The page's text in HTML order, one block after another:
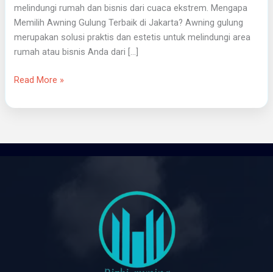
melindungi rumah dan bisnis dari cuaca ekstrem. Mengapa
Memilih Awning Gulung Terbaik di Jakarta? Awning gulung
merupakan solusi praktis dan estetis untuk melindungi area
rumah atau bisnis Anda dari […]
Read More »